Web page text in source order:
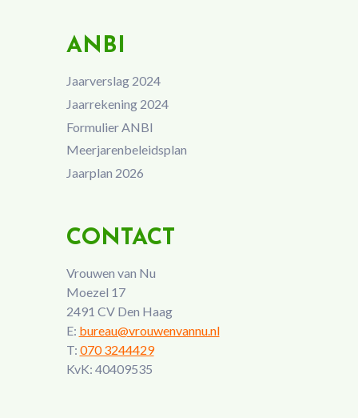
ANBI
Jaarverslag 2024
Jaarrekening 2024
Formulier ANBI
Meerjarenbeleidsplan
Jaarplan 2026
CONTACT
Vrouwen van Nu
Moezel 17
2491 CV Den Haag
E: bureau@vrouwenvannu.nl
T: 070 3244429
KvK: 40409535